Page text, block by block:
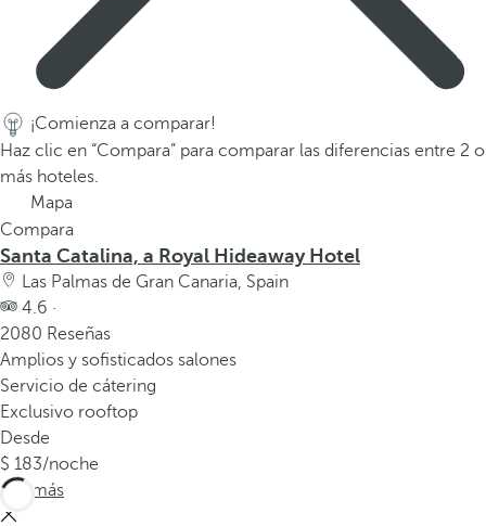
j
o
p
r
a
n
a
v
e
g
a
r
a
l
a
¡Comienza a comparar!
Haz clic en “Compara” para comparar las diferencias entre 2 o
más hoteles.
Mapa
Compara
Santa Catalina, a Royal Hideaway Hotel
Las Palmas de Gran Canaria, Spain
4.6 ·
2080 Reseñas
Amplios y sofisticados salones
Servicio de cátering
Exclusivo rooftop
Desde
183/noche
Ver más